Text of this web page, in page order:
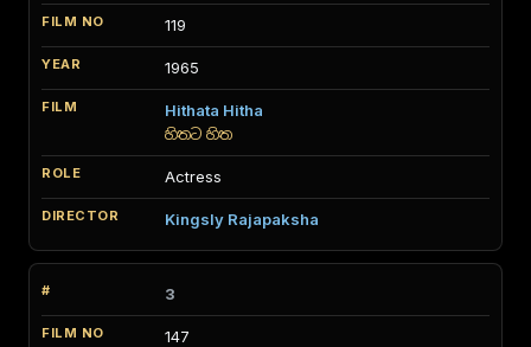
119
1965
Hithata Hitha
හිතට හිත
Actress
Kingsly Rajapaksha
3
147